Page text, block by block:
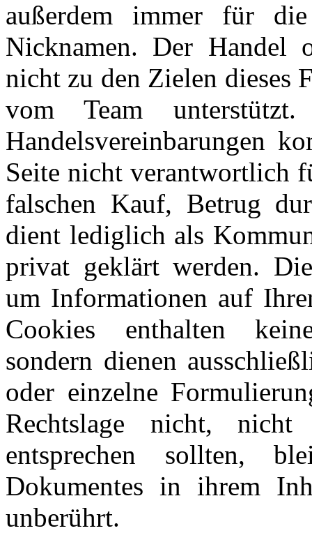
außerdem immer für
Nicknamen. Der Handel
nicht zu den Zielen dieses
vom Team
Handelsvereinbarungen
Seite nicht verantwortlich
falschen Kauf, Betrug
dient lediglich als
privat geklärt werden.
um Informationen auf
Cookies enthalten
sondern dienen
oder einzelne
Rechtslage nicht,
entsprechen sollten,
Dokumentes in ihrem
unberührt.